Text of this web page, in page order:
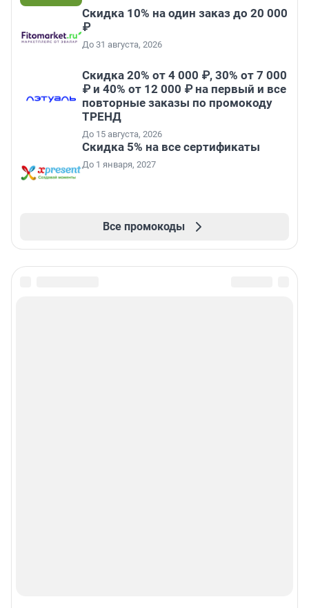
Скидка 10% на один заказ до 20 000
₽
До 31 августа, 2026
Скидка 20% от 4 000 ₽, 30% от 7 000
₽ и 40% от 12 000 ₽ на первый и все
повторные заказы по промокоду
ТРЕНД
До 15 августа, 2026
Скидка 5% на все сертификаты
До 1 января, 2027
Все промокоды